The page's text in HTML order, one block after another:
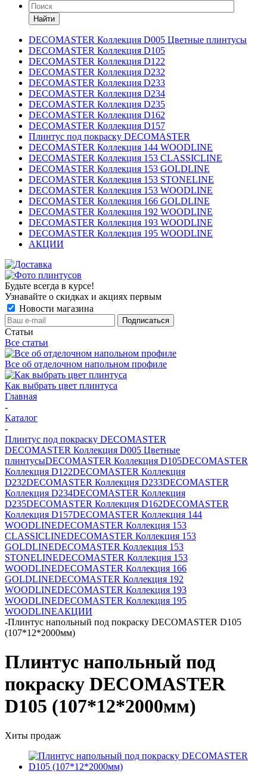
Найти
DECOMASTER Коллекция D005 Цветные плинтусы
DECOMASTER Коллекция D105
DECOMASTER Коллекция D122
DECOMASTER Коллекция D232
DECOMASTER Коллекция D233
DECOMASTER Коллекция D234
DECOMASTER Коллекция D235
DECOMASTER Коллекция D162
DECOMASTER Коллекция D157
Плинтус под покраску DECOMASTER
DECOMASTER Коллекция 144 WOODLINE
DECOMASTER Коллекция 153 CLASSICLINE
DECOMASTER Коллекция 153 GOLDLINE
DECOMASTER Коллекция 153 STONELINE
DECOMASTER Коллекция 153 WOODLINE
DECOMASTER Коллекция 166 GOLDLINE
DECOMASTER Коллекция 192 WOODLINE
DECOMASTER Коллекция 193 WOODLINE
DECOMASTER Коллекция 195 WOODLINE
АКЦИИ
Будьте всегда в курсе!
Узнавайте о скидках и акциях первым
Новости магазина
Статьи
Все статьи
Все об отделочном напольном профиле
Как выбрать цвет плинтуса
Главная
-
Каталог
-
Плинтус под покраску DECOMASTER
DECOMASTER Коллекция D005 Цветные
плинтусыDECOMASTER Коллекция D105DECOMASTER
Коллекция D122DECOMASTER Коллекция
D232DECOMASTER Коллекция D233DECOMASTER
Коллекция D234DECOMASTER Коллекция
D235DECOMASTER Коллекция D162DECOMASTER
Коллекция D157DECOMASTER Коллекция 144
WOODLINEDECOMASTER Коллекция 153
CLASSICLINEDECOMASTER Коллекция 153
GOLDLINEDECOMASTER Коллекция 153
STONELINEDECOMASTER Коллекция 153
WOODLINEDECOMASTER Коллекция 166
GOLDLINEDECOMASTER Коллекция 192
WOODLINEDECOMASTER Коллекция 193
WOODLINEDECOMASTER Коллекция 195
WOODLINEАКЦИИ
-Плинтус напольный под покраску DECOMASTER D105
(107*12*2000мм)
Плинтус напольный под
покраску DECOMASTER
D105 (107*12*2000мм)
Хиты продаж